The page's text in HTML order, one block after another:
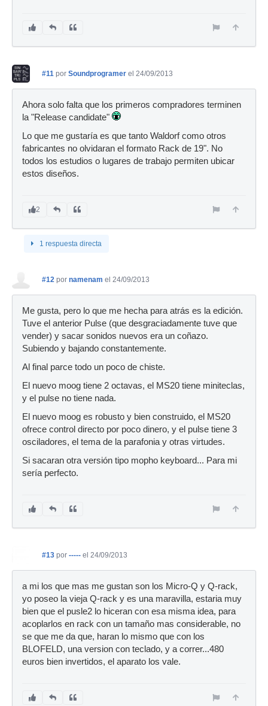
#11 por Soundprogramer el 24/09/2013
Ahora solo falta que los primeros compradores terminen
la "Release candidate"
Lo que me gustaría es que tanto Waldorf como otros
fabricantes no olvidaran el formato Rack de 19". No
todos los estudios o lugares de trabajo permiten ubicar
estos diseños.
2
1 respuesta directa
#12 por namenam el 24/09/2013
Me gusta, pero lo que me hecha para atrás es la edición.
Tuve el anterior Pulse (que desgraciadamente tuve que
vender) y sacar sonidos nuevos era un coñazo.
Subiendo y bajando constantemente.
Al final parce todo un poco de chiste.
El nuevo moog tiene 2 octavas, el MS20 tiene miniteclas,
y el pulse no tiene nada.
El nuevo moog es robusto y bien construido, el MS20
ofrece control directo por poco dinero, y el pulse tiene 3
osciladores, el tema de la parafonia y otras virtudes.
Si sacaran otra versión tipo mopho keyboard... Para mi
sería perfecto.
#13 por ----- el 24/09/2013
a mi los que mas me gustan son los Micro-Q y Q-rack,
yo poseo la vieja Q-rack y es una maravilla, estaria muy
bien que el pusle2 lo hiceran con esa misma idea, para
acoplarlos en rack con un tamaño mas considerable, no
se que me da que, haran lo mismo que con los
BLOFELD, una version con teclado, y a correr...480
euros bien invertidos, el aparato los vale.